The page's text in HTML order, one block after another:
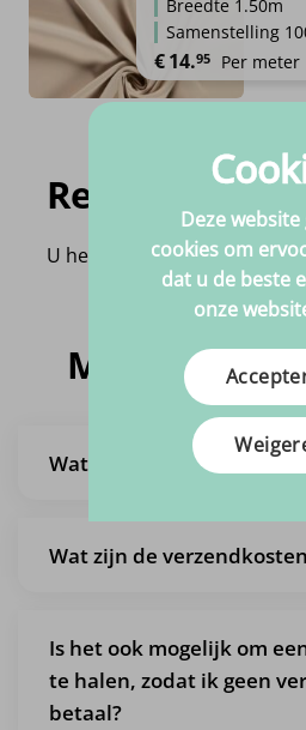
Breedte 1.50m
Samenstelling
€14.95 Per meter
Recent
U heeft nog geen product
Wat is de levertijd?
Wat zijn de
Is het ook mogelijk om
te halen, zodat ik geen
betaal?
Deze
cookies om
dat u de beste
onze